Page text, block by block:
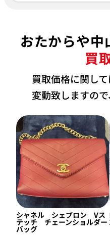
おたからや中
買
買取価格に関し
変動致しますの
シャネル シェブロン Vス
テッチ チェーンショルダー
バッグ